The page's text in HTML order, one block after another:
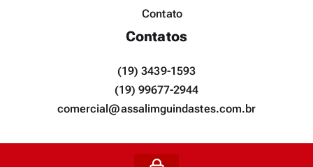
Contato
Contatos
(19) 3439-1593
(19) 99677-2944
comercial@assalimguindastes.com.br